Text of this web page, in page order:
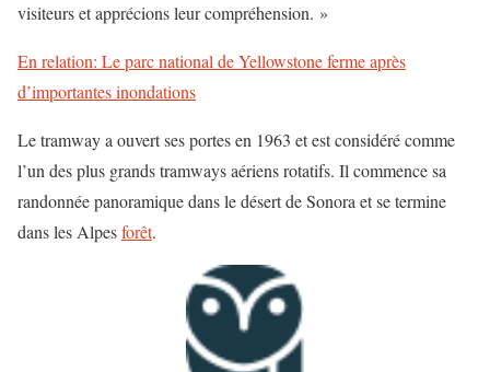
visiteurs et apprécions leur compréhension. »
En relation: Le parc national de Yellowstone ferme après
d’importantes inondations
Le tramway a ouvert ses portes en 1963 et est considéré comme
l’un des plus grands tramways aériens rotatifs. Il commence sa
randonnée panoramique dans le désert de Sonora et se termine
dans les Alpesforêt.